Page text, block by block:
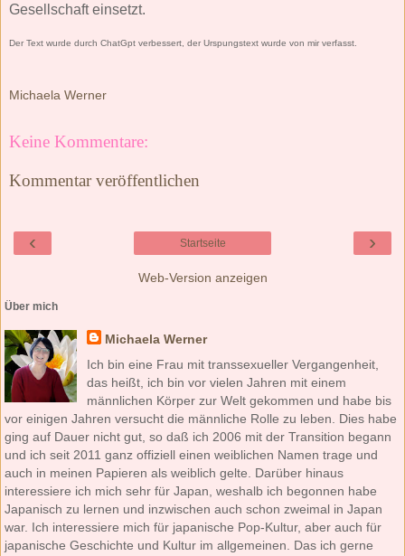
Gesellschaft einsetzt.
Der Text wurde durch ChatGpt verbessert, der Urspungstext wurde von mir verfasst.
Michaela Werner
Keine Kommentare:
Kommentar veröffentlichen
‹ ›
Startseite
Web-Version anzeigen
Über mich
Michaela Werner
Ich bin eine Frau mit transsexueller Vergangenheit,
das heißt, ich bin vor vielen Jahren mit einem
männlichen Körper zur Welt gekommen und habe bis
vor einigen Jahren versucht die männliche Rolle zu leben. Dies habe
ging auf Dauer nicht gut, so daß ich 2006 mit der Transition begann
und ich seit 2011 ganz offiziell einen weiblichen Namen trage und
auch in meinen Papieren als weiblich gelte. Darüber hinaus
interessiere ich mich sehr für Japan, weshalb ich begonnen habe
Japanisch zu lernen und inzwischen auch schon zweimal in Japan
war. Ich interessiere mich für japanische Pop-Kultur, aber auch für
japanische Geschichte und Kultur im allgemeinen. Das ich gerne